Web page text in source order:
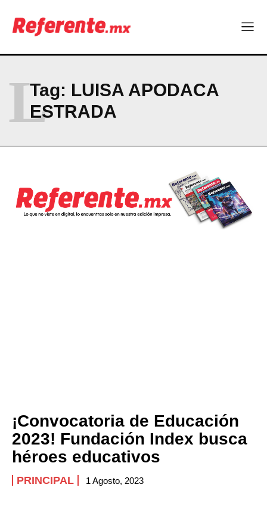
Más escuelas renovadas: fortalecen espacios para el regreso
a clases
Company
ABOUT
PRIVACY POLICY
NEWSLETTER
Tag: LUISA APODACA
ESTRADA
L
¡Convocatoria de Educación
2023! Fundación Index busca
héroes educativos
PRINCIPAL 1 Agosto, 2023